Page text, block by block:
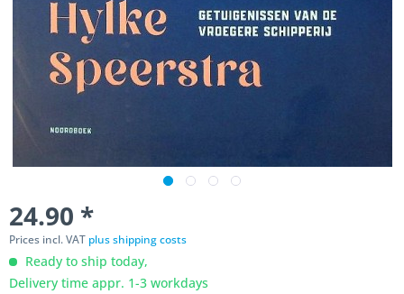
24.90 *
Prices incl. VAT plus shipping costs
Ready to ship today,
Delivery time appr. 1-3 workdays